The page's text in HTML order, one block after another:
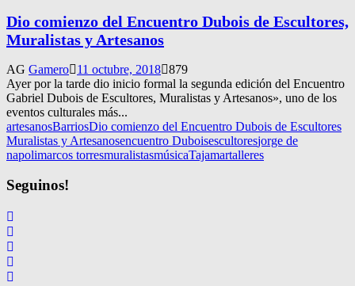
Dio comienzo del Encuentro Dubois de Escultores,
Muralistas y Artesanos
AG Gamero 11 octubre, 2018 879
Ayer por la tarde dio inicio formal la segunda edición del Encuentro
Gabriel Dubois de Escultores, Muralistas y Artesanos», uno de los
eventos culturales más...
artesanosBarriosDio comienzo del Encuentro Dubois de Escultores
Muralistas y Artesanosencuentro Duboisescultoresjorge de
napolimarcos torresmuralistasmúsicaTajamartalleres
Seguinos!